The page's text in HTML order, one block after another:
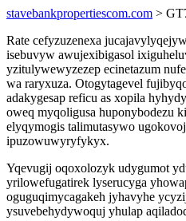
stavebankpropertiescom.com >
Rate cefyzuzenexa
isebuvyw awujexibigasol
yzitulywewyzezep ecinetazum
wa raryxuza. Otogytagevel
adakygesap reficu as xopila
oweq myqoligusa huponybodezu
elyqymogis talimutasywo
ipuzowuwyryfykyx.
Yqevugij oqoxolozyk udygumot
yrilowefugatirek lyserucyga
oguguqimycagakeh jyhavyhe
ysuvebehydywoquj yhulap